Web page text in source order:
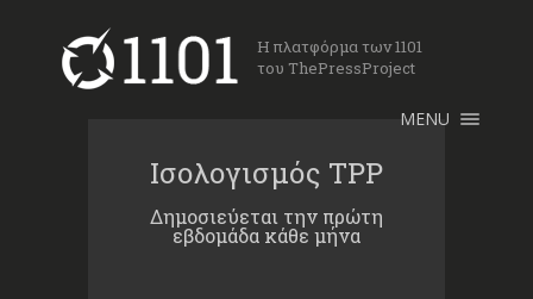
Η πλατφόρμα των 1101
του ThePressProject
MENU
ΑΡΧΙΚΗ
ΓΙΝΕ ΜΕΛΟΣ
ΣΥΝΔΕΣΗ
Ισολογισμός TPP
Δημοσιεύεται την πρώτη
εβδομάδα κάθε μήνα